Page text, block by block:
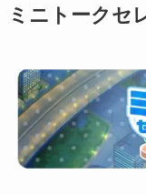
ミニトークセ